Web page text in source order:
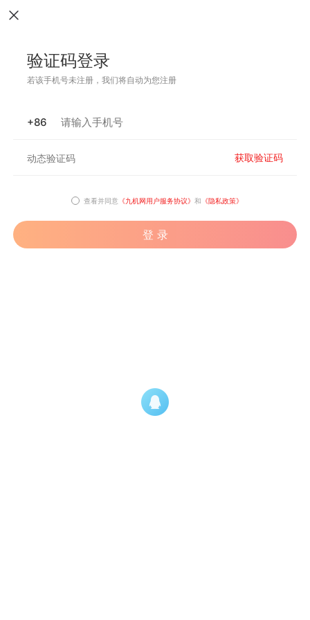
验证码登录
若该手机号未注册，我们将自动为您注册
+86
获取验证码
查看并同意 《九机网用户服务协议》 和 《隐私政策》
登 录